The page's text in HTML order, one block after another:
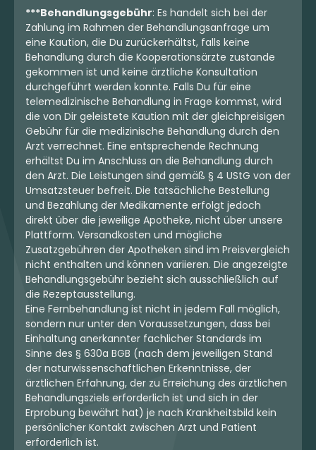
***Behandlungsgebühr: Es handelt sich bei der
Zahlung im Rahmen der Behandlungsanfrage um
eine Kaution, die Du zurückerhältst, falls keine
Behandlung durch die Kooperationsärzte zustande
gekommen ist und keine ärztliche Konsultation
durchgeführt werden konnte. Falls Du für eine
telemedizinische Behandlung in Frage kommst, wird
die von Dir geleistete Kaution mit der gleichpreisigen
Gebühr für die medizinische Behandlung durch den
Arzt verrechnet. Eine entsprechende Rechnung
erhältst Du im Anschluss an die Behandlung durch
den Arzt. Die Leistungen sind gemäß § 4 UStG von der
Umsatzsteuer befreit. Die tatsächliche Bestellung
und Bezahlung der Medikamente erfolgt jedoch
direkt über die jeweilige Apotheke, nicht über unsere
Plattform. Versandkosten und mögliche
Zusatzgebühren der Apotheken sind im Preisvergleich
nicht enthalten und können variieren. Die angezeigte
Behandlungsgebühr bezieht sich ausschließlich auf
die Rezeptausstellung.
Eine Fernbehandlung ist nicht in jedem Fall möglich,
sondern nur unter den Voraussetzungen, dass bei
Einhaltung anerkannter fachlicher Standards im
Sinne des § 630a BGB (nach dem jeweiligen Stand
der naturwissenschaftlichen Erkenntnisse, der
ärztlichen Erfahrung, der zu Erreichung des ärztlichen
Behandlungsziels erforderlich ist und sich in der
Erprobung bewährt hat) je nach Krankheitsbild kein
persönlicher Kontakt zwischen Arzt und Patient
erforderlich ist.